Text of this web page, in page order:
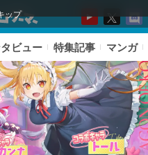
ップ
ビュー 特集記事 マンガ